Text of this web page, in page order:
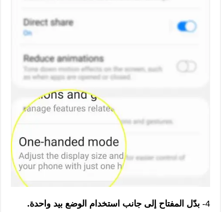
4- بدّل المفتاح إلى جانب استخدام الوضع بيد واحدة.